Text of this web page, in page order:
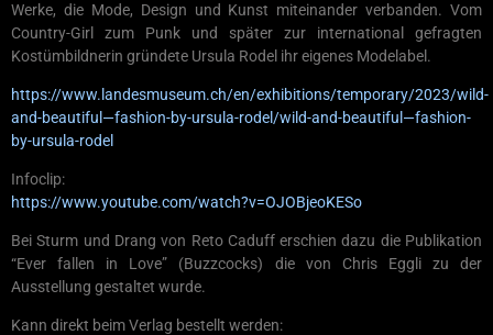
Werke, die Mode, Design und Kunst miteinander verbanden. Vom
Country-Girl zum Punk und später zur international gefragten
Kostümbildnerin gründete Ursula Rodel ihr eigenes Modelabel.
https://www.landesmuseum.ch/en/exhibitions/temporary/2023/wild-
and-beautiful—fashion-by-ursula-rodel/wild-and-beautiful—fashion-
by-ursula-rodel
Infoclip:
https://www.youtube.com/watch?v=OJOBjeoKESo
Bei Sturm und Drang von Reto Caduff erschien dazu die Publikation
“Ever fallen in Love” (Buzzcocks) die von Chris Eggli zu der
Ausstellung gestaltet wurde.
Kann direkt beim Verlag bestellt werden: